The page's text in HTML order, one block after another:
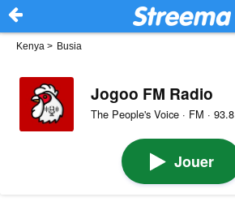
Kenya > Busia
Jogoo FM Radio
The People's Voice · FM · 93.8
Jouer